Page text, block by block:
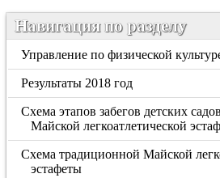
Навигация по разделу
Управление по физической
Результаты 2018 год
Схема этапов забегов детских
Майской легкоатлетической
Схема традиционной Майской
эстафеты